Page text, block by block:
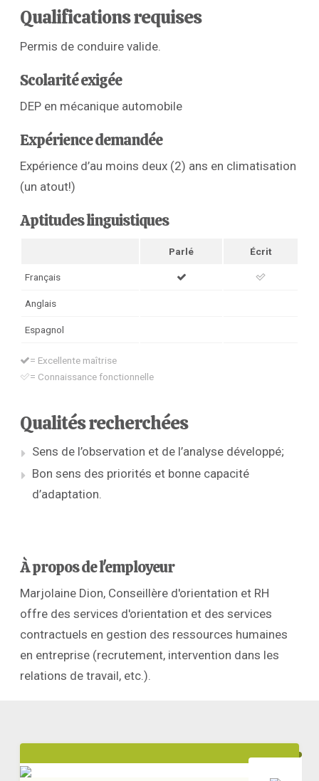
Qualifications requises
Permis de conduire valide.
Scolarité exigée
DEP en mécanique automobile
Expérience demandée
Expérience d’au moins deux (2) ans en climatisation
(un atout!)
Aptitudes linguistiques
Parlé Écrit
Français
Anglais
Espagnol
= Excellente maîtrise
= Connaissance fonctionnelle
Qualités recherchées
Sens de l’observation et de l’analyse développé;
Bon sens des priorités et bonne capacité
d’adaptation.
À propos de l'employeur
Marjolaine Dion, Conseillère d'orientation et RH
offre des services d'orientation et des services
contractuels en gestion des ressources humaines
en entreprise (recrutement, intervention dans les
relations de travail, etc.).